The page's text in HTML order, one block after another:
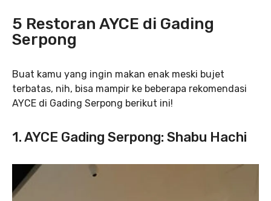
5 Restoran AYCE di Gading
Serpong
Buat kamu yang ingin makan enak meski bujet
terbatas, nih, bisa mampir ke beberapa rekomendasi
AYCE di Gading Serpong berikut ini!
1. AYCE Gading Serpong: Shabu Hachi